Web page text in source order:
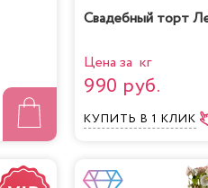
Свадебный торт
Цена за кг
990 руб.
КУПИТЬ В 1 КЛИК